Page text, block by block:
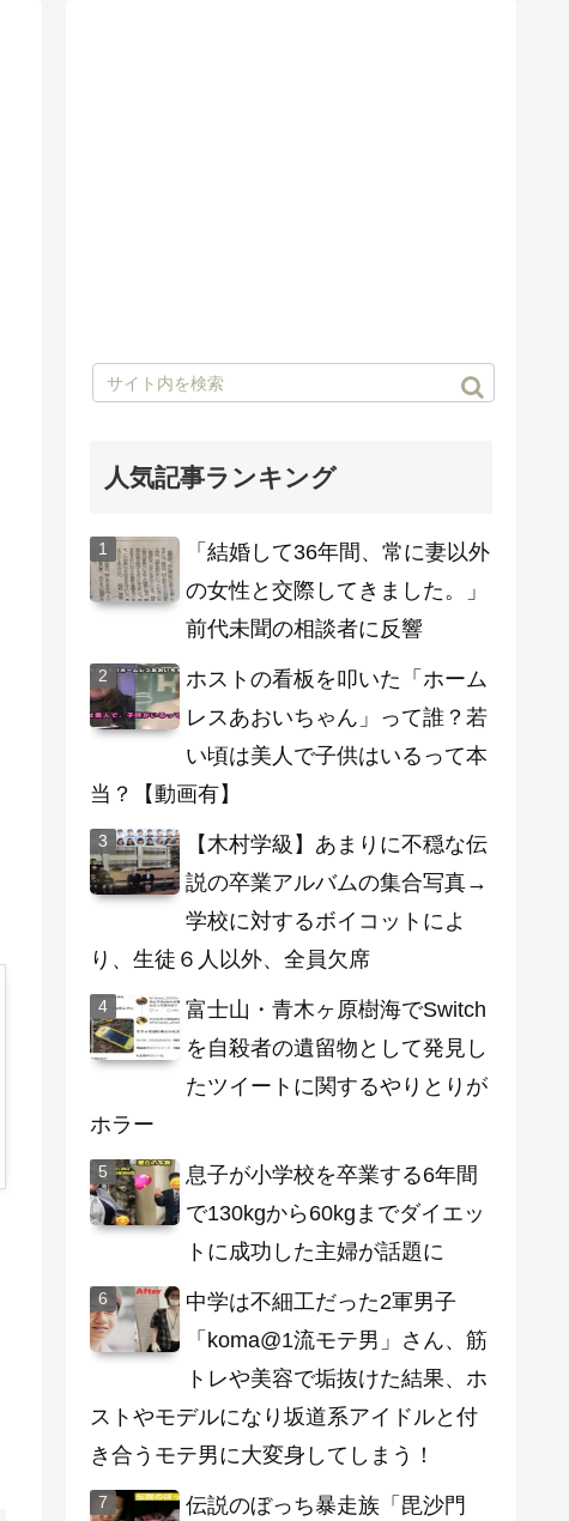
人気記事ランキング
「結婚して36年間、常に妻以外
の女性と交際してきました。」
前代未聞の相談者に反響
ホストの看板を叩いた「ホーム
レスあおいちゃん」って誰？若
い頃は美人で子供はいるって本
当？【動画有】
【木村学級】あまりに不穏な伝
説の卒業アルバムの集合写真→
学校に対するボイコットによ
り、生徒６人以外、全員欠席
富士山・青木ヶ原樹海でSwitch
を自殺者の遺留物として発見し
たツイートに関するやりとりが
ホラー
息子が小学校を卒業する6年間
で130kgから60kgまでダイエッ
トに成功した主婦が話題に
中学は不細工だった2軍男子
「koma@1流モテ男」さん、筋
トレや美容で垢抜けた結果、ホ
ストやモデルになり坂道系アイドルと付
き合うモテ男に大変身してしまう！
伝説のぼっち暴走族「毘沙門